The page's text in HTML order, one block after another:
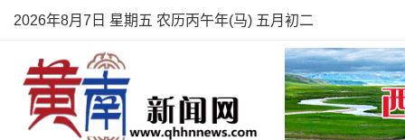
2026年8月7日 星期五 农历丙午年(马) 五月初二